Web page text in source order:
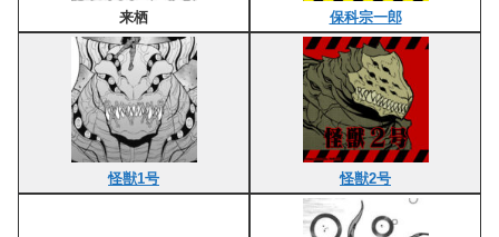
来栖 保科宗一郎
怪獣1号 怪獣2号